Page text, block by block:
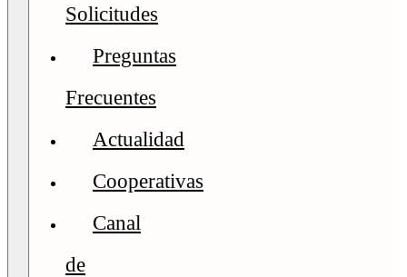
Solicitudes
Preguntas
Frecuentes
Actualidad
Cooperativas
Canal
de